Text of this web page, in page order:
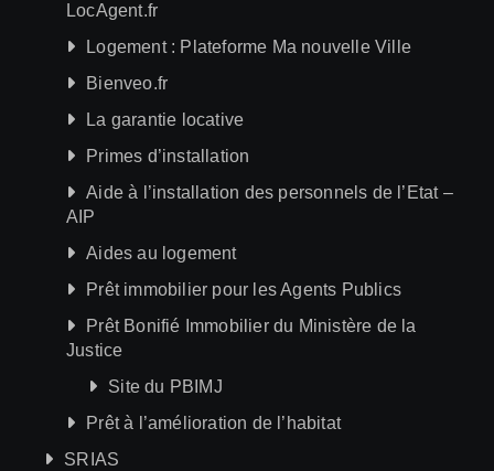
LocAgent.fr
Logement : Plateforme Ma nouvelle Ville
Bienveo.fr
La garantie locative
Primes d’installation
Aide à l’installation des personnels de l’Etat –
AIP
Aides au logement
Prêt immobilier pour les Agents Publics
Prêt Bonifié Immobilier du Ministère de la
Justice
Site du PBIMJ
Prêt à l’amélioration de l’habitat
SRIAS